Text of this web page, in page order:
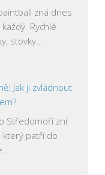
zná dnes
Rychlé
stovky…
Jak ji zvládnout
Středomoří zní
který patří do